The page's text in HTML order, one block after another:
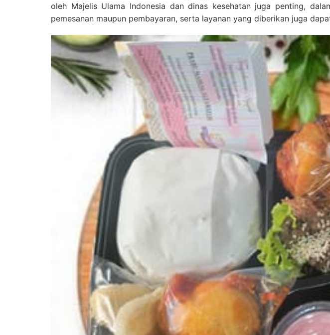
oleh Majelis Ulama Indonesia dan dinas kesehatan juga penting,
pemesanan maupun pembayaran, serta layanan yang diberikan juga